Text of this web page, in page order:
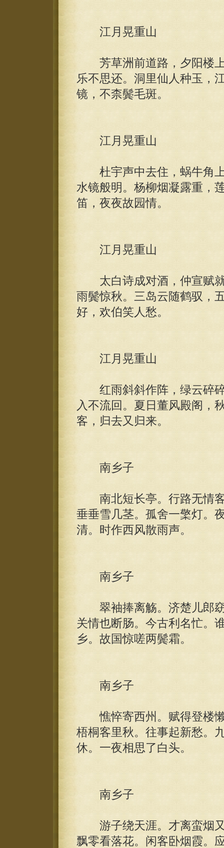
江月晃重山
芳草洲前道路，夕阳楼上
乐不思还。洞里仙人种玉，
镜，不柰鬓毛斑。
江月晃重山
杜宇声中去住，蜗牛角上
水镜般明。杨柳烟凝露重，
笛，夜夜故园情。
江月晃重山
太白诗成对酒，仲宣赋就
雨鬓惊秋。三岛云随鹤驭，
好，欢伯笑人愁。
江月晃重山
红雨斜斜作阵，绿云碎碎
入不流回。夏日董风殿阁，
客，归去又归来。
南乡子
南北短长亭。行路无情客
垂垂雪几茎。孤舍一檠灯。
清。时作西风散雨声。
南乡子
翠袖捧离觞。济楚儿郎窈
关情也断肠。今古利名忙。
乡。故国惊嗟两鬓霜。
南乡子
憔悴寄西州。赋得登楼懒
梧桐客里秋。往事起新愁。
休。一夜相思了白头。
南乡子
游子绕天涯。才离蛮烟又
飘零看落花。闲客卧烟霞。